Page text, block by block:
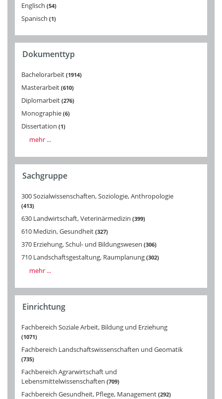
Englisch 54
Spanisch 1
Dokumenttyp
Bachelorarbeit 1914
Masterarbeit 610
Diplomarbeit 276
Monographie 6
Dissertation 1
mehr ...
Sachgruppe
300 Sozialwissenschaften, Soziologie, Anthropologie
413
630 Landwirtschaft, Veterinärmedizin 399
610 Medizin, Gesundheit 327
370 Erziehung, Schul- und Bildungswesen 306
710 Landschaftsgestaltung, Raumplanung 302
mehr ...
Einrichtung
Fachbereich Soziale Arbeit, Bildung und Erziehung
1071
Fachbereich Landschaftswissenschaften und Geomatik
735
Fachbereich Agrarwirtschaft und
Lebensmittelwissenschaften 709
Fachbereich Gesundheit, Pflege, Management 292